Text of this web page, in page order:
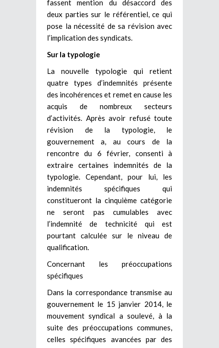
fassent mention du désaccord des
deux parties sur le référentiel, ce qui
pose la nécessité de sa révision avec
l’implication des syndicats.
Sur la typologie
La nouvelle typologie qui retient
quatre types d’indemnités présente
des incohérences et remet en cause les
acquis de nombreux secteurs
d’activités. Après avoir refusé toute
révision de la typologie, le
gouvernement a, au cours de la
rencontre du 6 février, consenti à
extraire certaines indemnités de la
typologie. Cependant, pour lui, les
indemnités spécifiques qui
constitueront la cinquième catégorie
ne seront pas cumulables avec
l’indemnité de technicité qui est
pourtant calculée sur le niveau de
qualification.
Concernant les préoccupations
spécifiques
Dans la correspondance transmise au
gouvernement le 15 janvier 2014, le
mouvement syndical a soulevé, à la
suite des préoccupations communes,
celles spécifiques avancées par des